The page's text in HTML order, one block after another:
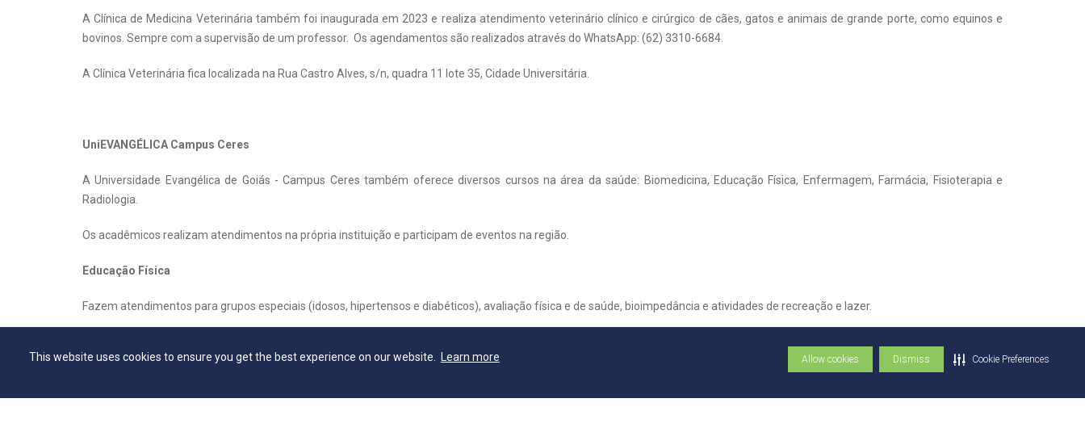
This website uses cookies to ensure you get the best experience on our website. Learn more Allow cookies Dismiss Cookie Preferences
A Clínica de Medicina Veterinária também foi inaugurada em 2023 e realiza atendimento veterinário clínico e cirúrgico de cães, gatos e animais de grande porte, como equinos e
bovinos. Sempre com a supervisão de um professor. Os agendamentos são realizados através do WhatsApp: (62) 3310-6684.
A Clínica Veterinária fica localizada na Rua Castro Alves, s/n, quadra 11 lote 35, Cidade Universitária.
UniEVANGÉLICA Campus Ceres
A Universidade Evangélica de Goiás - Campus Ceres também oferece diversos cursos na área da saúde: Biomedicina, Educação Física, Enfermagem, Farmácia, Fisioterapia e
Radiologia.
Os acadêmicos realizam atendimentos na própria instituição e participam de eventos na região.
Educação Física
Fazem atendimentos para grupos especiais (idosos, hipertensos e diabéticos), avaliação física e de saúde, bioimpedância e atividades de recreação e lazer.
e pressão arterial. Já o curso de Biomedicina está presente em atendimentos de exames laboratoriais.